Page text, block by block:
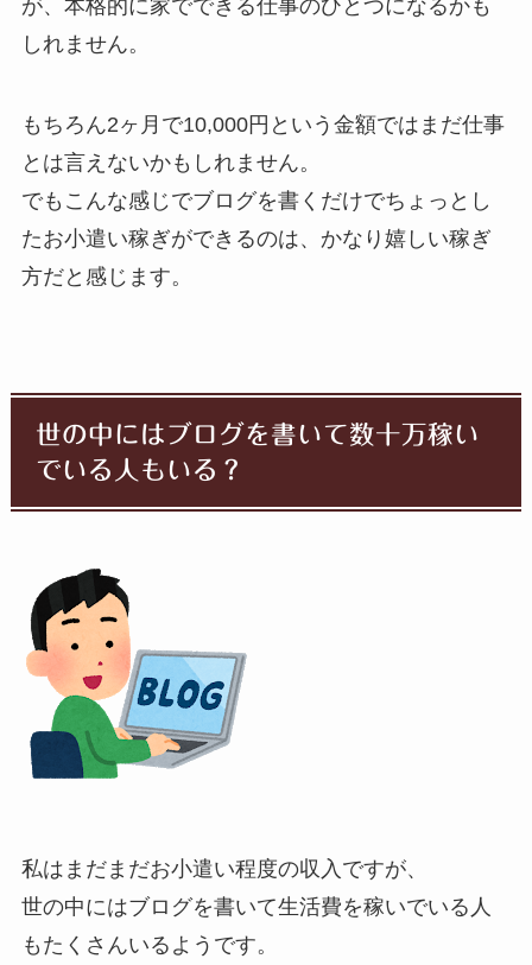
が、本格的に家でできる仕事のひとつになるかも
しれません。
もちろん2ヶ月で10,000円という金額ではまだ仕事
とは言えないかもしれません。
でもこんな感じでブログを書くだけでちょっとし
たお小遣い稼ぎができるのは、かなり嬉しい稼ぎ
方だと感じます。
世の中にはブログを書いて数十万稼い
でいる人もいる？
私はまだまだお小遣い程度の収入ですが、
世の中にはブログを書いて生活費を稼いでいる人
もたくさんいるようです。